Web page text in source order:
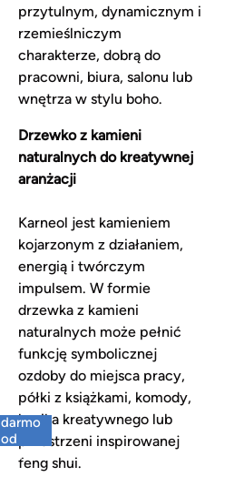
darmo
od
150 zł
przytulnym, dynamicznym i
rzemieślniczym
charakterze, dobrą do
pracowni, biura, salonu lub
wnętrza w stylu boho.
Drzewko z kamieni
naturalnych do kreatywnej
aranżacji
Karneol jest kamieniem
kojarzonym z działaniem,
energią i twórczym
impulsem. W formie
drzewka z kamieni
naturalnych może pełnić
funkcję symbolicznej
ozdoby do miejsca pracy,
półki z książkami, komody,
kącika kreatywnego lub
przestrzeni inspirowanej
feng shui.